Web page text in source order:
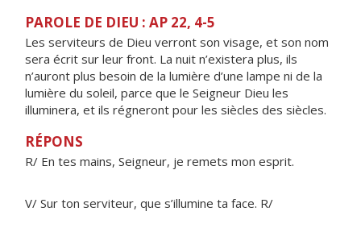
PAROLE DE DIEU : AP 22, 4-5
Les serviteurs de Dieu verront son visage, et son nom
sera écrit sur leur front. La nuit n’existera plus, ils
n’auront plus besoin de la lumière d’une lampe ni de la
lumière du soleil, parce que le Seigneur Dieu les
illuminera, et ils régneront pour les siècles des siècles.
RÉPONS
R/ En tes mains, Seigneur, je remets mon esprit.
V/ Sur ton serviteur, que s’illumine ta face. R/